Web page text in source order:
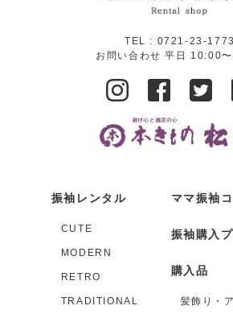
TEL : 0721-23-1773
お問い合わせ 平日 10:00
振袖レンタル
CUTE
MODERN
RETRO
TRADITIONAL
ママ振袖
振袖購入
購入品
髪飾り・